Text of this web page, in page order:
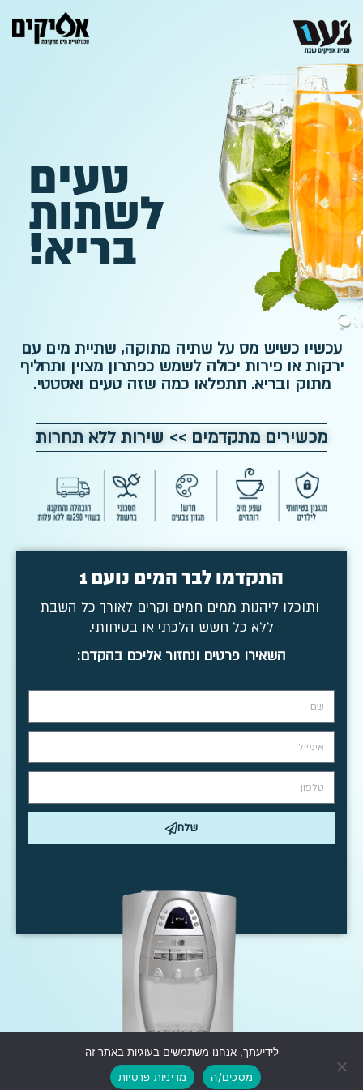
טעים
לשתות
בריא!
עכשיו כשיש מס על שתיה מתוקה, שתיית מים עם
ירקות או פירות יכולה לשמש כפתרון מצוין ותחליף
מתוק ובריא. תתפלאו כמה שזה טעים ואסטטי.
מכשירים מתקדמים >> שירות ללא תחרות
התקדמו לבר המים נועם 1
ותוכלו ליהנות ממים חמים וקרים לאורך כל השבת
ללא כל חשש הלכתי או בטיחותי.
השאירו פרטים ונחזור אליכם בהקדם:
שלח
Created by
גלילה
לידיעתך, אנחנו משתמשים בעוגיות באתר זה
מסכים/ה
מדיניות פרטיות